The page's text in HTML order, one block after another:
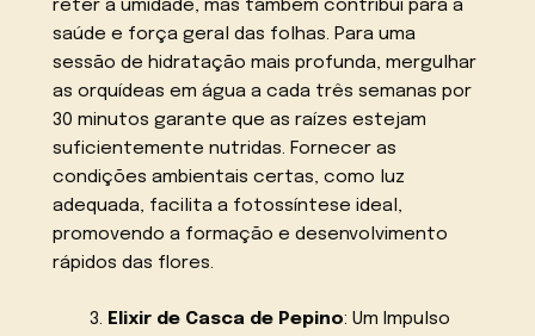
reter a umidade, mas também contribui para a
saúde e força geral das folhas. Para uma
sessão de hidratação mais profunda, mergulhar
as orquídeas em água a cada três semanas por
30 minutos garante que as raízes estejam
suficientemente nutridas. Fornecer as
condições ambientais certas, como luz
adequada, facilita a fotossíntese ideal,
promovendo a formação e desenvolvimento
rápidos das flores.
Elixir de Casca de Pepino: Um Impulso